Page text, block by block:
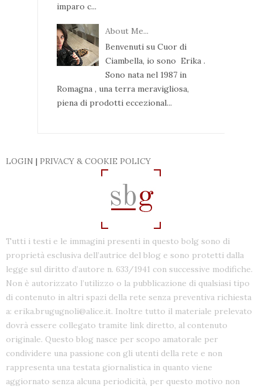
imparo c...
About Me...
Benvenuti su Cuor di
Ciambella, io sono Erika .
Sono nata nel 1987 in
Romagna , una terra meravigliosa,
piena di prodotti eccezional...
LOGIN | PRIVACY & COOKIE POLICY
Tutti i testi e le immagini presenti in questo bolg sono di
proprietà esclusiva dell’autrice del blog e sono protetti dalla
legge sul diritto d’autore n. 633/1941 con successive modifiche.
Non è autorizzato l’utilizzo o la pubblicazione di qualsiasi tipo
di contenuto in altri spazi della rete senza preventiva richiesta
a: erika.brugugnoli@alice.it. Inoltre tutto il materiale prelevato
dovrà essere collegato tramite link diretto, al contenuto
originale. Questo blog nasce per scopo amatorale per
condividere una passione con gli utenti della rete e non
rappresenta una testata giornalistica in quanto viene
aggiornato senza alcuna periodicità, per questo motivo non